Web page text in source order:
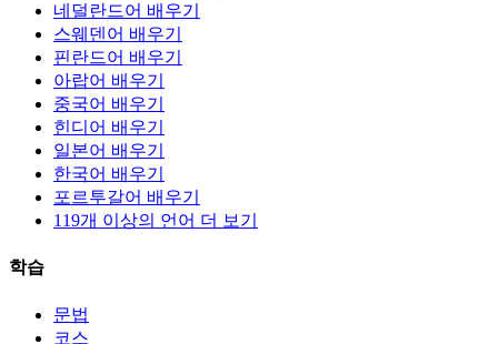
네덜란드어 배우기
스웨덴어 배우기
핀란드어 배우기
아랍어 배우기
중국어 배우기
힌디어 배우기
일본어 배우기
한국어 배우기
포르투갈어 배우기
119개 이상의 언어 더 보기
학습
문법
코스